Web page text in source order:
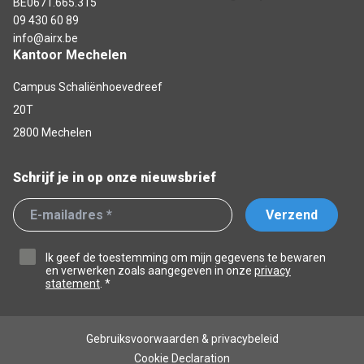
09 430 60 89
info@airx.be
Kantoor Mechelen
Campus Schaliënhoevedreef
20T
2800 Mechelen
Schrijf je in op onze nieuwsbrief
Verzend
Ik geef de toestemming om mijn gegevens te bewaren
en verwerken zoals aangegeven in onze privacy
statement . *
Gebruiksvoorwaarden & privacybeleid
Cookie Declaration